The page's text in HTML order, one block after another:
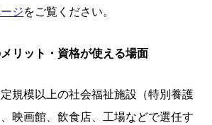
ジをご覧ください。
リット・資格が使える場面
規模以上の社会福祉施設（特別養護
映画館、飲食店、工場などで選任す